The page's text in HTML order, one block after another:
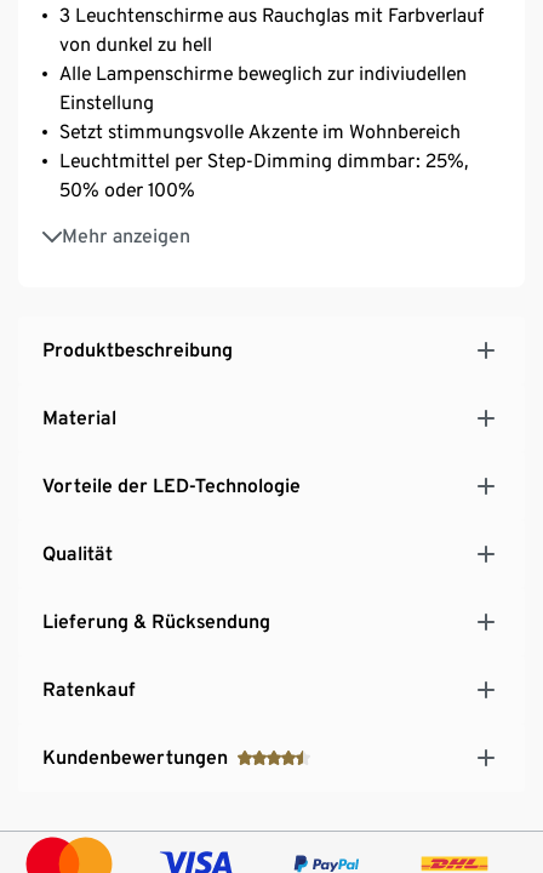
3 Leuchtenschirme aus Rauchglas mit Farbverlauf
von dunkel zu hell
Alle Lampenschirme beweglich zur indiviudellen
Einstellung
Setzt stimmungsvolle Akzente im Wohnbereich
Leuchtmittel per Step-Dimming dimmbar: 25%,
50% oder 100%
Mehr anzeigen
Mit Fußtrittschalter
Bodenschonende Unterseite aus Filz
Produktbeschreibung
Material
Vorteile der LED-Technologie
Qualität
Lieferung & Rücksendung
Ratenkauf
Kundenbewertungen